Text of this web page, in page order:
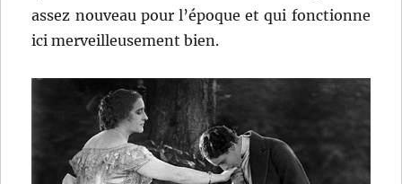
assez nouveau pour l’époque et qui fonctionne
ici merveilleusement bien.